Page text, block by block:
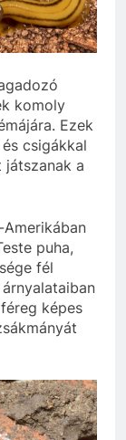
Világ
Ezelőtt
a Dunán
komoly
Ezek
csigákkal
játszanak a
Amerikában
puha,
fél
képes